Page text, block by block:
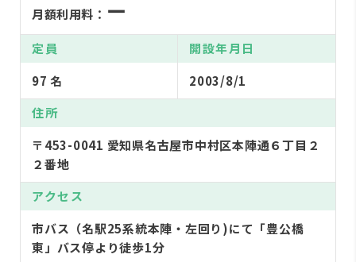
月額利用料： ー
定員
97 名
開設年月日
2003/8/1
住所
〒453-0041 愛知県名古屋市中村区本陣通６丁目２
２番地
アクセス
市バス（名駅25系統本陣・左回り)にて「豊公橋
東」バス停より徒歩1分